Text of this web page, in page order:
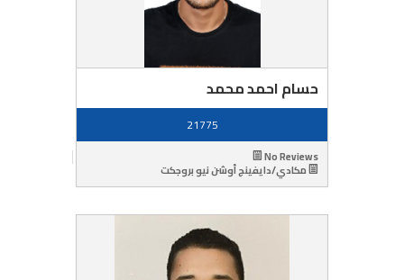
حسام احمد محمد
21775
No Reviews
مكادي/دايفينج أوشن نيو بروجكت